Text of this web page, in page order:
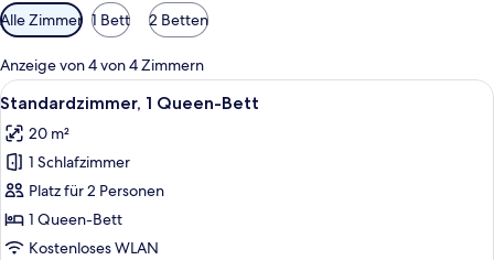
Verfügbare
Filter
für
Zimmer
Alle Zimmer 1 Bett 2 Betten
Anzeige von 4 von 4 Zimmern
Alle
Fotos
für
Standardzimmer,
1
Queen-
Bett
Ein Hotelzimmer mit einem großen
3
Standardzimmer, 1 Queen-Bett
20 m²
1 Schlafzimmer
Platz für 2 Personen
1 Queen-Bett
Kostenloses WLAN